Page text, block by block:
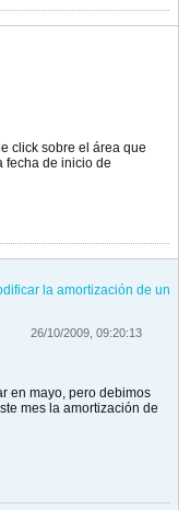
click sobre el área que
fecha de inicio de
la amortización de un
26/10/2009, 09:20:13
en mayo, pero debimos
mes la amortización de